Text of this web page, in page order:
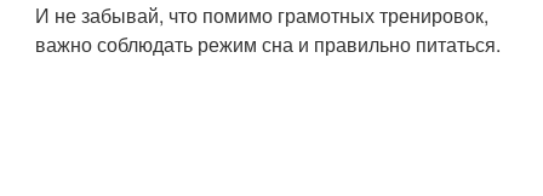
И не забывай, что помимо грамотных тренировок,
важно соблюдать режим сна и правильно питаться.